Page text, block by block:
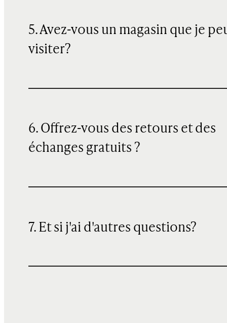
5. Avez-vous un magasin que je
visiter?
6. Offrez-vous des retours et des
échanges gratuits ?
7. Et si j'ai d'autres questions?